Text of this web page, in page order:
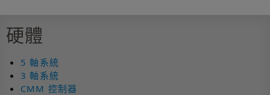
硬體
5 軸系統
3 軸系統
CMM 控制器